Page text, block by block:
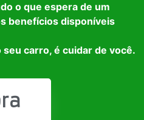
o que espera de um
benefícios disponíveis
carro, é cuidar de você.